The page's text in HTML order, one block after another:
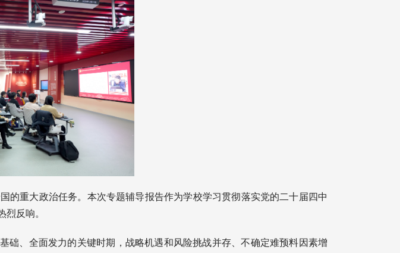
的重大政治任务。本次专题辅导报告作为学校学习贯彻落实党的二十届四中
反响。
础、全面发力的关键时期，战略机遇和风险挑战并存、不确定难预料因素增